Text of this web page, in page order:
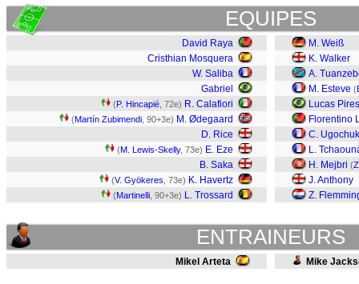
EQUIPES
David Raya
Cristhian Mosquera
W. Saliba
Gabriel
(P. Hincapié , 72e) R. Calafiori
(Martín Zubimendi , 90+3e) M. Ødegaard
D. Rice
(M. Lewis-Skelly, 73e) E. Eze
B. Saka
(V. Gyökeres , 73e) K. Havertz
(Martinelli , 90+3e) L. Trossard
M. Weiß
K. Walker
A.
M. Esteve (
Lucas Pires
Florentino
C.
L.
H. Mejbri (
J. Anthony
Z.
ENTRAINEURS
Mikel Arteta Mike